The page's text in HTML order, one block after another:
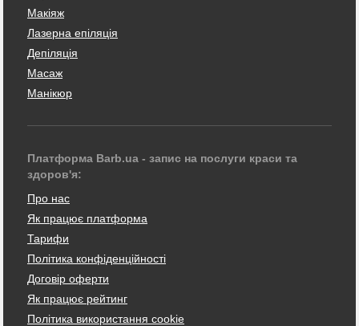
Макіяж
Лазерна епіляція
Депіляція
Масаж
Манікюр
Платформа Barb.ua - запис на послуги краси та
здоров'я:
Про нас
Як працює платформа
Тарифи
Політика конфіденційності
Договір оферти
Як працює рейтинг
Політика використання cookie